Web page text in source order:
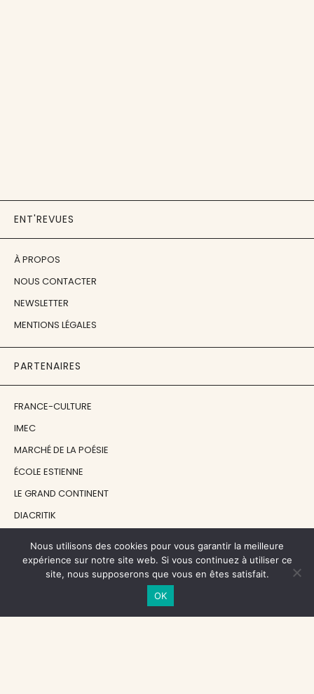
ENT'REVUES
À PROPOS
NOUS CONTACTER
NEWSLETTER
MENTIONS LÉGALES
PARTENAIRES
FRANCE-CULTURE
IMEC
MARCHÉ DE LA POÉSIE
ÉCOLE ESTIENNE
LE GRAND CONTINENT
DIACRITIK
NOS SOUTIENS
CENTRE NATIONAL DU LIVRE
Nous utilisons des cookies pour vous garantir la meilleure
expérience sur notre site web. Si vous continuez à utiliser ce
site, nous supposerons que vous en êtes satisfait.
OK